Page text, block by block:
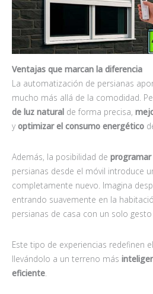
Ventajas que marcan la diferencia
La automatización de persianas
mucho más allá de la comodidad.
de luz natural de forma precisa,
y optimizar el consumo energético
Además, la posibilidad de
persianas desde el móvil introduce
completamente nuevo. Imagina
entrando suavemente en la
persianas de casa con un solo
Este tipo de experiencias redefinen
llevándolo a un terreno más
eficiente